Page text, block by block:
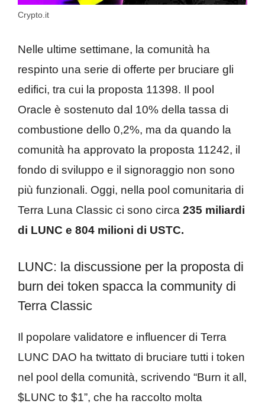
Crypto.it
Nelle ultime settimane, la comunità ha
respinto una serie di offerte per bruciare gli
edifici, tra cui la proposta 11398. Il pool
Oracle è sostenuto dal 10% della tassa di
combustione dello 0,2%, ma da quando la
comunità ha approvato la proposta 11242, il
fondo di sviluppo e il signoraggio non sono
più funzionali. Oggi, nella pool comunitaria di
Terra Luna Classic ci sono circa 235 miliardi
di LUNC e 804 milioni di USTC.
LUNC: la discussione per la proposta di
burn dei token spacca la community di
Terra Classic
Il popolare validatore e influencer di Terra
LUNC DAO ha twittato di bruciare tutti i token
nel pool della comunità, scrivendo “Burn it all,
$LUNC to $1”, che ha raccolto molta